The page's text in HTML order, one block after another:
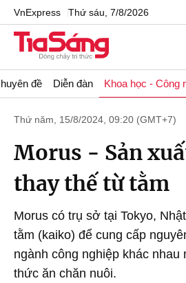
VnExpress Thứ sáu, 7/8/2026
đề Diễn đàn Khoa học - Công
Thứ năm, 15/8/2024, 09:20 (GMT+7)
Morus - Sản
thay thế từ tằm
Morus có trụ sở tại Tokyo,
tằm (kaiko) để cung cấp
ngành công nghiệp khác
thức ăn chăn nuôi.